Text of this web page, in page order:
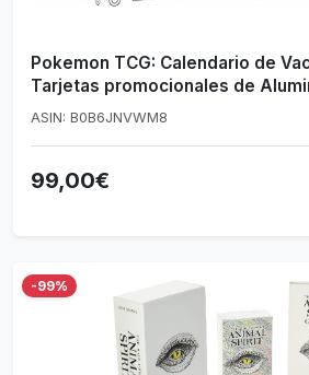
Pokemon TCG: Calendario de
Tarjetas promocionales de
de Refuerzo y más), a partir de 6
ASIN: B0B6JNVWM8
99,00€
-99%